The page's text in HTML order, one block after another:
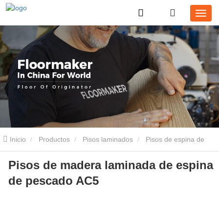
Inicio Productos Pisos laminados Pisos de espina de
pescado Pisos de madera laminada de espina de pescado AC5
Pisos de madera laminada de espina
de pescado AC5